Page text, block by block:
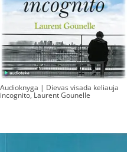
Audioknyga | Dievas visada keliauja
incognito, Laurent Gounelle